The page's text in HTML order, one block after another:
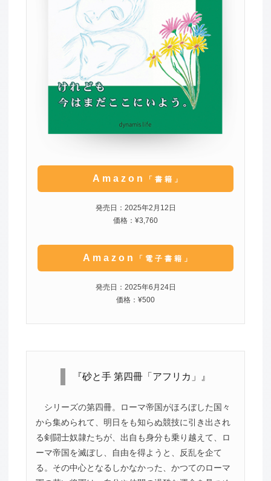
Amazon 「書籍」
発売日：2025年2月12日
価格：¥3,760
Amazon 「電子書籍」
発売日：2025年6月24日
価格：¥500
『砂と手 第四冊「アフリカ」』
シリーズの第四冊。ローマ帝国がほろぼした国々
から集められて、明日をも知らぬ競技に引き出され
る剣闘士奴隷たちが、出自も身分も乗り越えて、ロ
ーマ帝国を滅ぼし、自由を得ようと、反乱を企て
る。その中心となるしかなかった、かつてのローマ